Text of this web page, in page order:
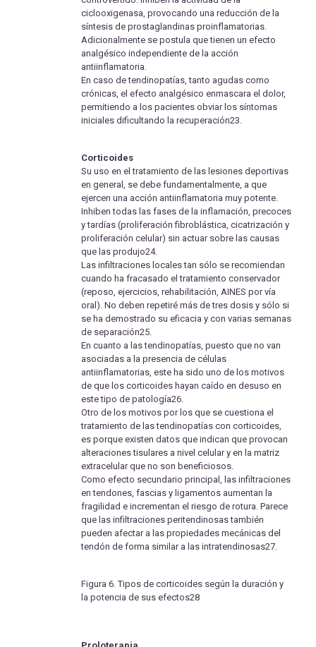
ciclooxigenasa, provocando una reducción de la
síntesis de prostaglandinas proinflamatorias.
Adicionalmente se postula que tienen un efecto
analgésico independiente de la acción
antiinflamatoria.
En caso de tendinopatías, tanto agudas como
crónicas, el efecto analgésico enmascara el dolor,
permitiendo a los pacientes obviar los síntomas
iniciales dificultando la recuperación23.
Corticoides
Su uso en el tratamiento de las lesiones deportivas
en general, se debe fundamentalmente, a que
ejercen una acción antiinflamatoria muy potente.
Inhiben todas las fases de la inflamación, precoces
y tardías (proliferación fibroblástica, cicatrización y
proliferación celular) sin actuar sobre las causas
que las produjo24.
Las infiltraciones locales tan sólo se recomiendan
cuando ha fracasado el tratamiento conservador
(reposo, ejercicios, rehabilitación, AINES por vía
oral). No deben repetiré más de tres dosis y sólo si
se ha demostrado su eficacia y con varias semanas
de separación25.
En cuanto a las tendinopatías, puesto que no van
asociadas a la presencia de células
antiinflamatorias, este ha sido uno de los motivos
de que los corticoides hayan caído en desuso en
este tipo de patología26.
Otro de los motivos por los que se cuestiona el
tratamiento de las tendinopatías con corticoides,
es porque existen datos que indican que provocan
alteraciones tisulares a nivel celular y en la matriz
extracelular que no son beneficiosos.
Como efecto secundario principal, las infiltraciones
en tendones, fascias y ligamentos aumentan la
fragilidad e incrementan el riesgo de rotura. Parece
que las infiltraciones peritendinosas también
pueden afectar a las propiedades mecánicas del
tendón de forma similar a las intratendinosas27.
Figura 6. Tipos de corticoides según la duración y
la potencia de sus efectos28